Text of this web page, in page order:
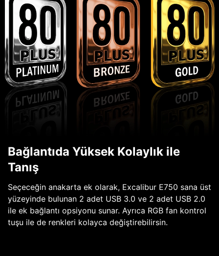
Bağlantıda Yüksek Kolaylık ile
Tanış
Seçeceğin anakarta ek olarak, Excalibur E750 sana üst
yüzeyinde bulunan 2 adet USB 3.0 ve 2 adet USB 2.0
ile ek bağlantı opsiyonu sunar. Ayrıca RGB fan kontrol
tuşu ile de renkleri kolayca değiştirebilirsin.